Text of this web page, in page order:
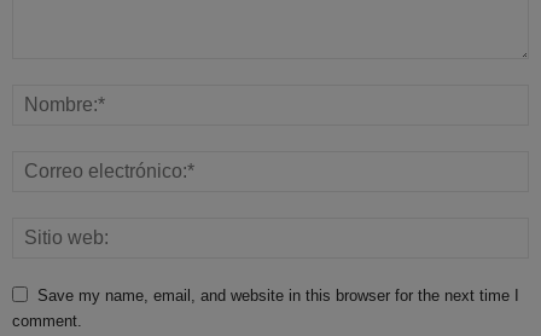
Save my name, email, and website in this browser for the next time I
comment.